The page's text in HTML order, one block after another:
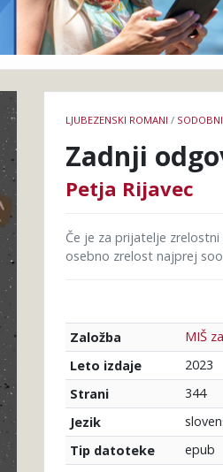
knjige
LJUBEZENSKI ROMANI /
Zadnji
Petja Rijavec
Če je za prijatelje
osebno zrelost najprej
Založba
MIŠ
Leto izdaje
2023
Strani
344
Jezik
Tip datoteke
epub